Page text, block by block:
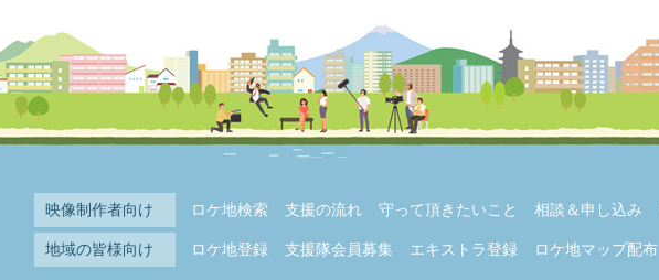
映像制作者向け ロケ地検索 支援の流れ 守って頂きたいこと 相談＆申し込み
地域の皆様向け ロケ地登録 支援隊会員募集 エキストラ登録 ロケ地マップ配布